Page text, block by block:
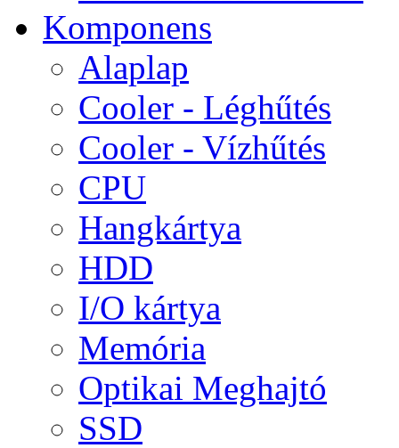
Komponens
Alaplap
Cooler - Léghűtés
Cooler - Vízhűtés
CPU
Hangkártya
HDD
I/O kártya
Memória
Optikai Meghajtó
SSD